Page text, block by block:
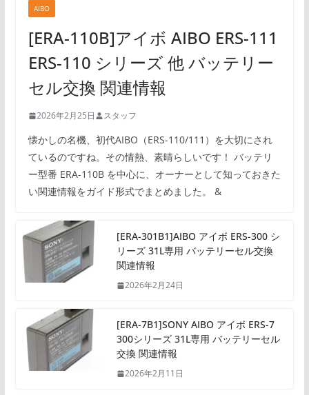
AIBO
[ERA-110B]アイボ AIBO ERS-111
ERS-110 シリーズ 他 バッテリー
セル交換 関連情報
2026年2月25日 スタッフ
懐かしの名機、初代AIBO（ERS-110/111）を大切にされ
ているのですね。その情熱、素晴らしいです！ バッテリ
ー型番 ERA-110B を中心に、オーナーとして知っておきた
い関連情報をガイド形式でまとめました。 &
[ERA-301B1]AIBO アイボ ERS-300 シ
リーズ 31L専用 バッテリーセル交換
関連情報
2026年2月24日
[ERA-7B1]SONY AIBO アイボ ERS-7
300シリーズ 31L専用 バッテリーセル
交換 関連情報
2026年2月11日